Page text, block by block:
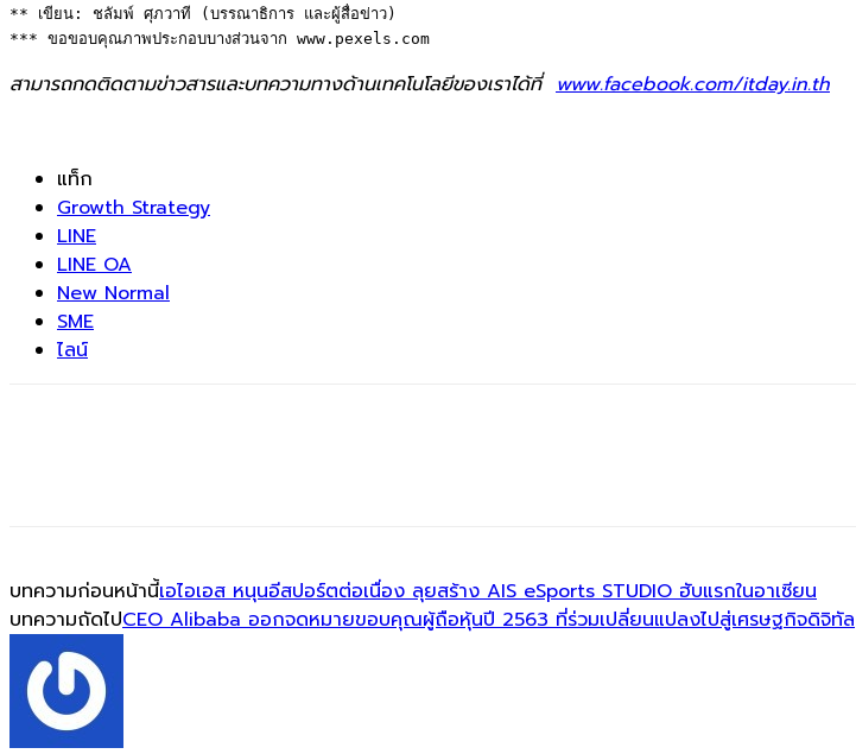
** เขียน: ชลัมพ์ ศุภวาที (บรรณาธิการ และผู้สื่อข่าว)
*** ขอขอบคุณภาพประกอบบางส่วนจาก www.pexels.com
สามารถกดติดตามข่าวสารและบทความทางด้านเทคโนโลยีของเราได้ที่ www.facebook.com/itday.in.th
แท็ก
Growth Strategy
LINE
LINE OA
New Normal
SME
ไลน์
บทความก่อนหน้านี้เอไอเอส หนุนอีสปอร์ตต่อเนื่อง ลุยสร้าง AIS eSports STUDIO ฮับแรกในอาเซียน
บทความถัดไปCEO Alibaba ออกจดหมายขอบคุณผู้ถือหุ้นปี 2563 ที่ร่วมเปลี่ยนแปลงไปสู่เศรษฐกิจดิจิทัล